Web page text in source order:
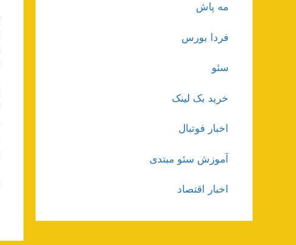
مه پاش
فردا بورس
سئو
خرید بک لینک
اخبار فوتبال
آموزش سئو مبتدی
اخبار اقتصاد